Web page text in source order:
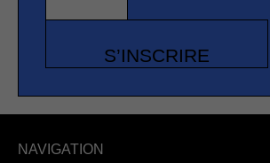
S’INSCRIRE
NAVIGATION